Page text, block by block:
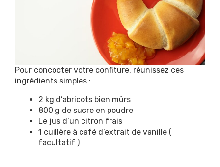
Pour concocter votre confiture, réunissez ces
ingrédients simples :
2 kg d’abricots bien mûrs
800 g de sucre en poudre
Le jus d’un citron frais
1 cuillère à café d’extrait de vanille (
facultatif )